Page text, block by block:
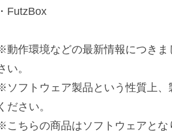
・FutzBox
動作環境などの最新情報につき
い。
ソフトウェア製品という性質上
ださい。
こちらの商品はソフトウェアとな